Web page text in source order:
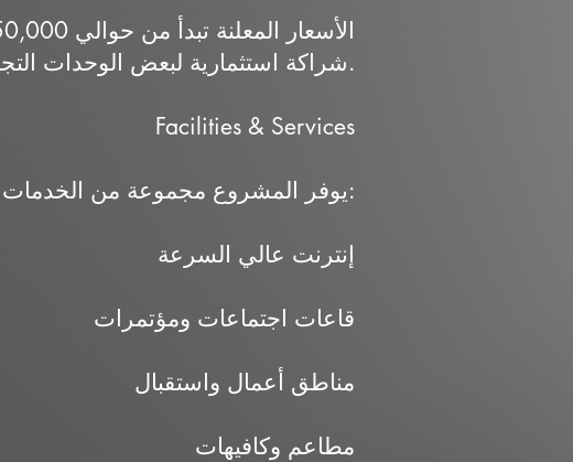
شراكة استثمارية لبعض الوحدات التجارية.
Facilities & Services
يوفر المشروع مجموعة من الخدمات التي تدعم تشغيل الأنشطة المختلفة، منها:
إنترنت عالي السرعة
قاعات اجتماعات ومؤتمرات
مناطق أعمال واستقبال
مطاعم وكافيهات